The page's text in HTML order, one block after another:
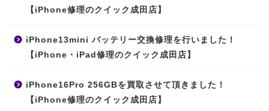
【iPhone修理のクイック成田店】
iPhone13mini バッテリー交換修理を行いました！
【iPhone・iPad修理のクイック成田店】
iPhone16Pro 256GBを買取させて頂きました！
【iPhone修理のクイック成田店】